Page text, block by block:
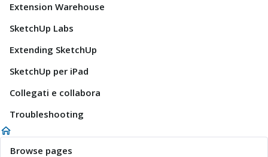
Extension Warehouse
SketchUp Labs
Extending SketchUp
SketchUp per iPad
Collegati e collabora
Troubleshooting
Browse pages